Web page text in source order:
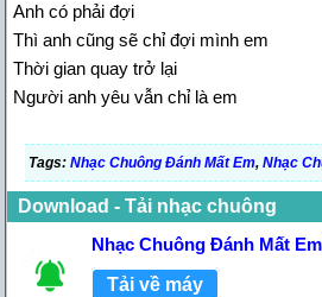
Anh có phải đợi
Thì anh cũng sẽ chỉ đợi mình em
Thời gian quay trở lại
Người anh yêu vẫn chỉ là em
Tags: Nhạc Chuông Đánh Mất Em, Nhạc
Download - Tải nhạc chuông
Nhạc Chuông Đánh Mất
Tải về máy